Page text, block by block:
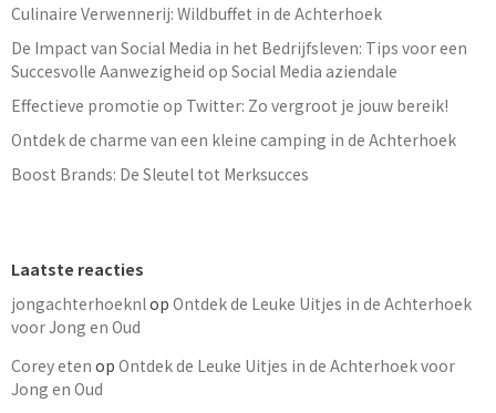
Culinaire Verwennerij: Wildbuffet in de Achterhoek
De Impact van Social Media in het Bedrijfsleven: Tips voor een
Succesvolle Aanwezigheid op Social Media aziendale
Effectieve promotie op Twitter: Zo vergroot je jouw bereik!
Ontdek de charme van een kleine camping in de Achterhoek
Boost Brands: De Sleutel tot Merksucces
Laatste reacties
jongachterhoeknl op Ontdek de Leuke Uitjes in de Achterhoek
voor Jong en Oud
Corey eten op Ontdek de Leuke Uitjes in de Achterhoek voor
Jong en Oud